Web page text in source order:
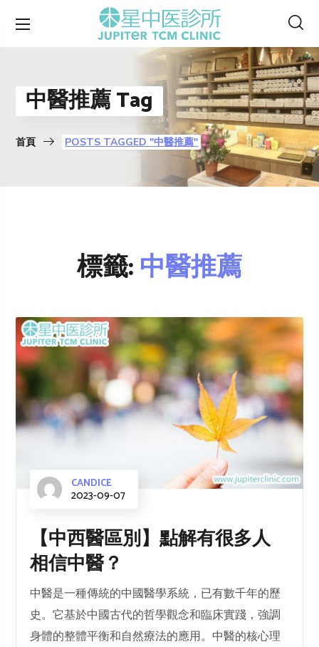
中醫推薦 Tag
首頁 POSTS TAGGED "中醫推薦"
標籤:中醫推薦
CANDICE
2023-09-07
【中西醫區別】點解有很多人
相信中醫？
中醫是一種傳統的中國醫學系統，已有數千年的歷
史。它基於中國古代的哲學觀念和臨床實踐，強調
身體的整體平衡和自然療法的應用。中醫的核心理